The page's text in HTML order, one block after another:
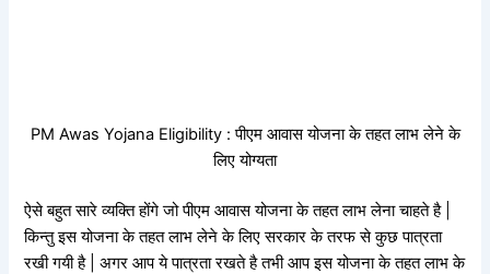
PM Awas Yojana Eligibility : पीएम आवास योजना के तहत लाभ लेने के
लिए योग्यता
ऐसे बहुत सारे व्यक्ति होंगे जो पीएम आवास योजना के तहत लाभ लेना चाहते है |
किन्तु इस योजना के तहत लाभ लेने के लिए सरकार के तरफ से कुछ पात्रता
रखी गयी है | अगर आप ये पात्रता रखते है तभी आप इस योजना के तहत लाभ के